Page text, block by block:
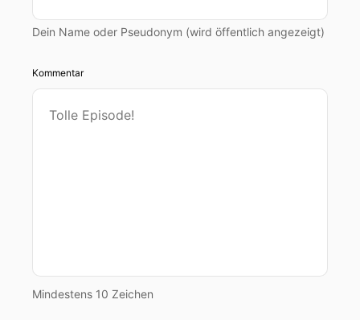
Dein Name oder Pseudonym (wird öffentlich angezeigt)
Kommentar
Mindestens 10 Zeichen